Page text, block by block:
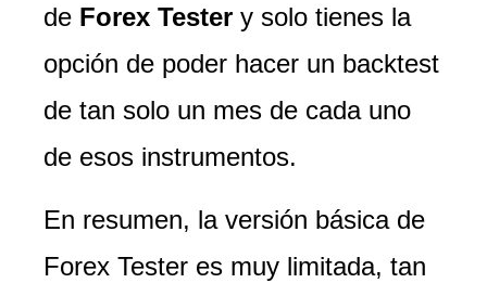
de Forex Tester y solo tienes la
opción de poder hacer un backtest
de tan solo un mes de cada uno
de esos instrumentos.
En resumen, la versión básica de
Forex Tester es muy limitada, tan